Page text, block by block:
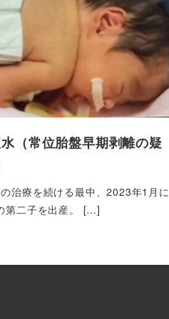
（常位胎盤早期剥離の疑
治療を続ける最中、2023年1月に
第二子を出産。 […]